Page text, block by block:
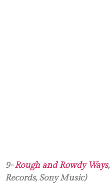
9-Rough and Rowdy Ways,
Records, Sony Music)